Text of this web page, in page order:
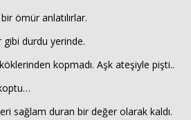
ömür anlatılırlar.
gibi durdu yerinde.
kopmadı. Aşk ateşiyle pişti..
sağlam duran bir değer olarak kaldı.